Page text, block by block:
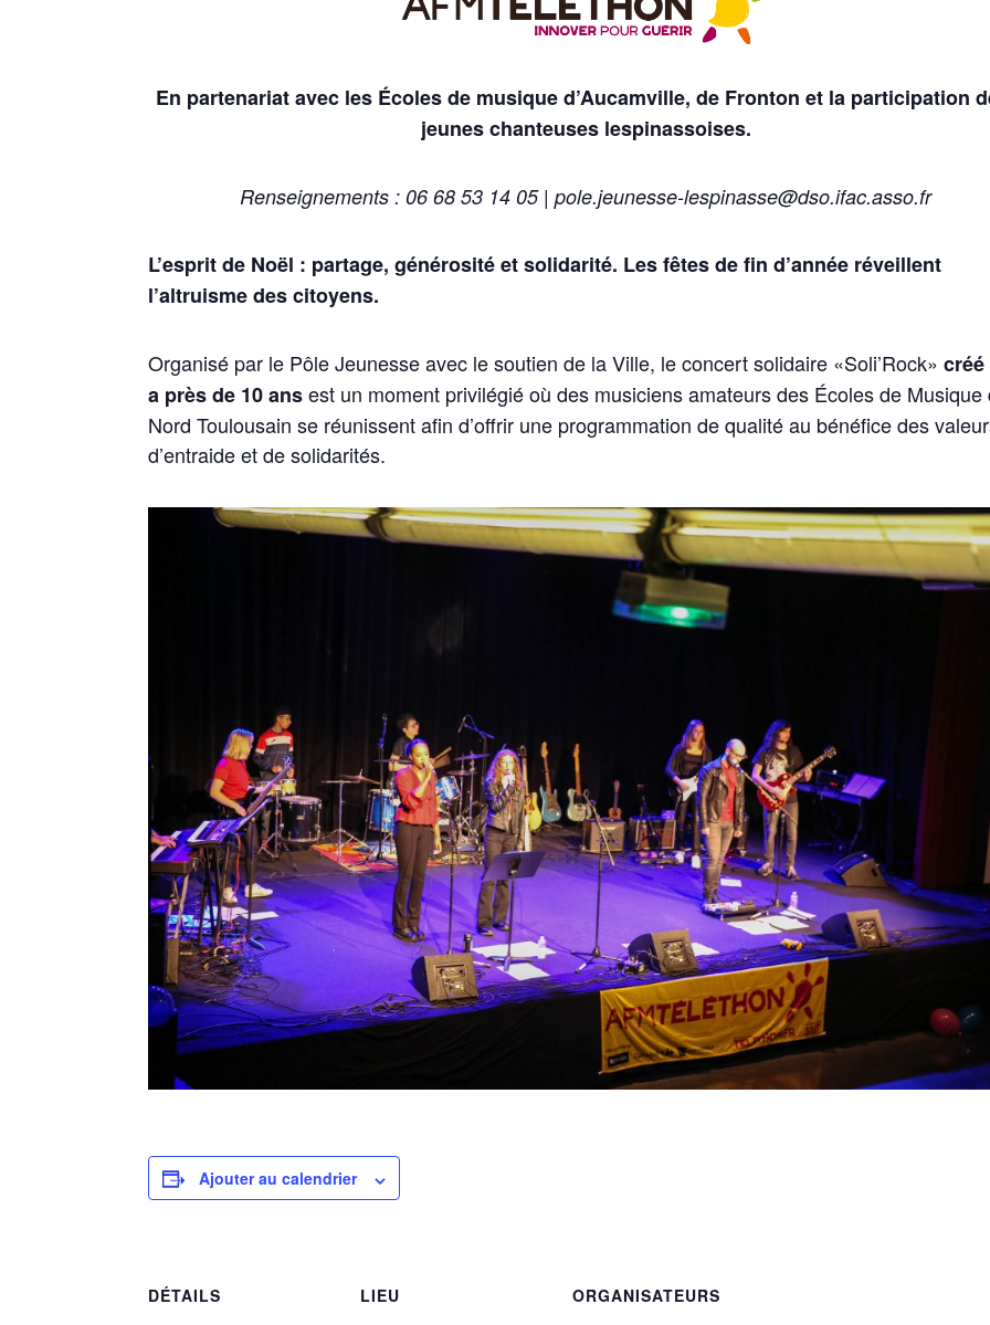
En partenariat avec les Écoles de musique d’Aucamville, de Fronton et la participation
jeunes chanteuses lespinassoises.
Renseignements : 06 68 53 14 05 | pole.jeunesse-lespinasse@dso.ifac.asso.fr
L’esprit de Noël : partage, générosité et solidarité. Les fêtes de fin d’année réveillent
l’altruisme des citoyens.
Organisé par le Pôle Jeunesse avec le soutien de la Ville, le concert solidaire «Soli’Rock»
a près de 10 ansest un moment privilégié où des musiciens amateurs des Écoles de Musique
Nord Toulousain se réunissent afin d’offrir une programmation de qualité au bénéfice des
d’entraide et de solidarités.
Ajouter au calendrier
DÉTAILS LIEU ORGANISATEURS